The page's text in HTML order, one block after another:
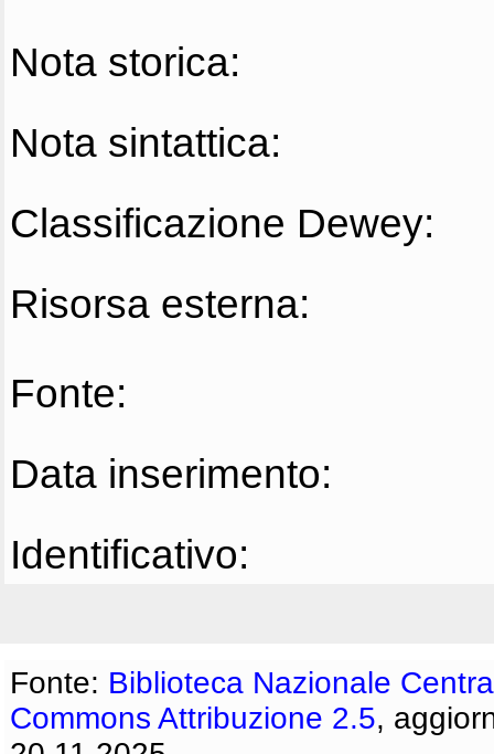
Nota storica:
Nota sintattica:
Classificazione Dewey:
Risorsa esterna:
Fonte:
Data inserimento:
Identificativo:
Fonte: Biblioteca Nazionale
Commons Attribuzione 2.5,